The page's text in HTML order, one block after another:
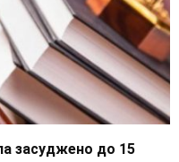
засуджено до 15